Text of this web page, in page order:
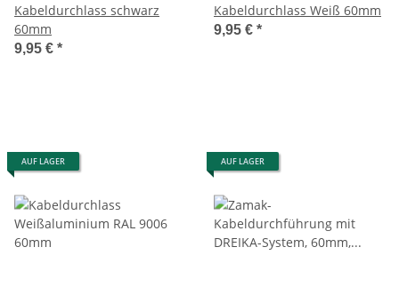
Kabeldurchlass schwarz
60mm
9,95 € *
Kabeldurchlass Weiß 60mm
9,95 € *
AUF LAGER AUF LAGER